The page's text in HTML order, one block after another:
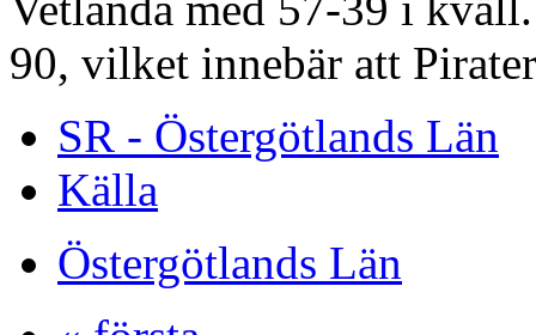
90, vilket innebär att
SR - Östergötlands Län
Källa
Östergötlands Län